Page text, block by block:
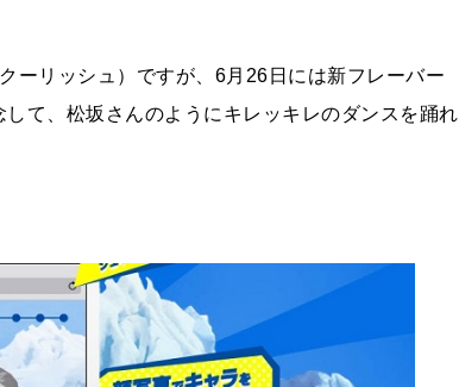
ーリッシュ）ですが、6月26日には新フレーバー
て、松坂さんのようにキレッキレのダンスを踊れ